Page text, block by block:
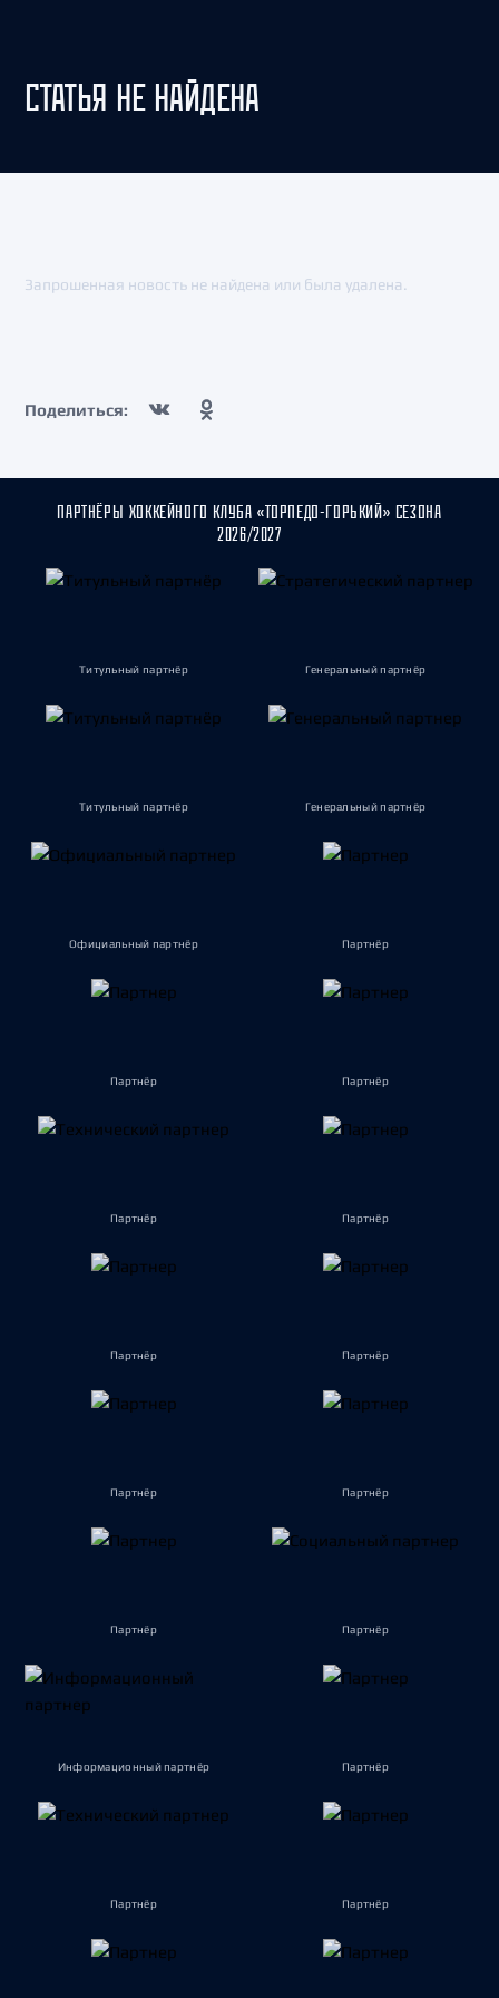
СТАТЬЯ НЕ НАЙДЕНА
Запрошенная новость не найдена или была удалена.
Поделиться:
ПАРТНЁРЫ ХОККЕЙНОГО КЛУБА «ТОРПЕДО-ГОРЬКИЙ» СЕЗОНА
2026/2027
Титульный партнёр Генеральный партнёр
Титульный партнёр Генеральный партнёр
Официальный партнёр Партнёр
Партнёр Партнёр
Партнёр Партнёр
Партнёр Партнёр
Партнёр Партнёр
Партнёр Партнёр
Информационный партнёр Партнёр
Партнёр Партнёр